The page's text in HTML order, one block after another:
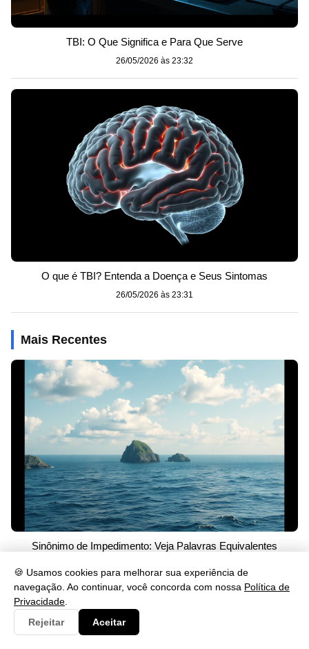
🍪 Usamos cookies para melhorar sua experiência de
navegação. Ao continuar, você concorda com nossa Política de
Privacidade
Rejeitar
Aceitar
TBI: O Que Significa e Para Que Serve
26/05/2026 às 23:32
O que é TBI? Entenda a Doença e Seus Sintomas
26/05/2026 às 23:31
Mais Recentes
Sinônimo de Impedimento: Veja Palavras Equivalentes